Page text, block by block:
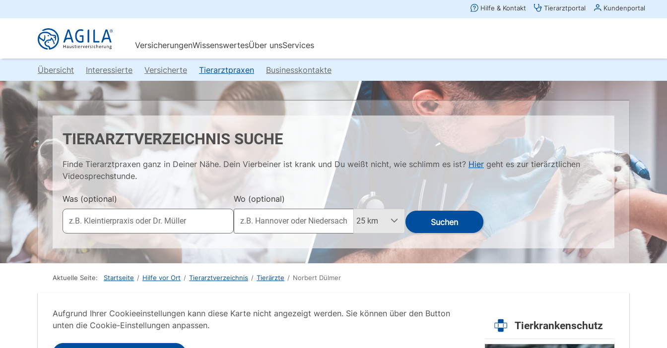
Übersicht Interessierte Versicherte Tierarztpraxen Businesskontakte
TIERARZTVERZEICHNIS SUCHE
Finde Tierarztpraxen ganz in Deiner Nähe. Dein Vierbeiner ist krank und Du weißt nicht, wie schlimm es ist? Hier geht es zur tierärztlichen
Videosprechstunde.
Was (optional) Wo (optional)
Suchen
Aktuelle Seite: Startseite / Hilfe vor Ort / Tierarztverzeichnis / Tierärzte / Norbert Dülmer
Aufgrund Ihrer Cookieeinstellungen kann diese Karte nicht angezeigt werden. Sie können über den Button
unten die Cookie-Einstellungen anpassen.
Tierkrankenschutz